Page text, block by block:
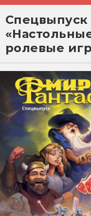
Спецвыпуск
ролевые